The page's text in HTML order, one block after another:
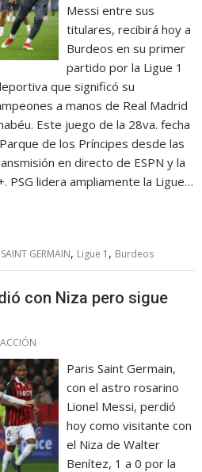
Messi entre sus
titulares, recibirá hoy a
Burdeos en su primer
partido por la Ligue 1
que significó su
a manos de Real Madrid
Este juego de la 28va. fecha
de los Príncipes desde las
en directo de ESPN y la
PSG lidera ampliamente la Ligue…
GERMAIN, Ligue 1 , Burdeos
con Niza pero sigue
Paris Saint Germain,
con el astro rosarino
Lionel Messi, perdió
hoy como visitante con
el Niza de Walter
Benítez, 1 a 0 por la